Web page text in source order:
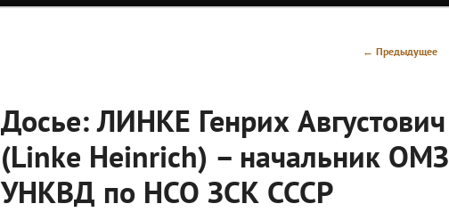
Навигация
← Предыдущее
Досье: ЛИНКЕ Генрих Августович
(Linke Heinrich) – начальник ОМЗ
УНКВД по НСО ЗСК СССР